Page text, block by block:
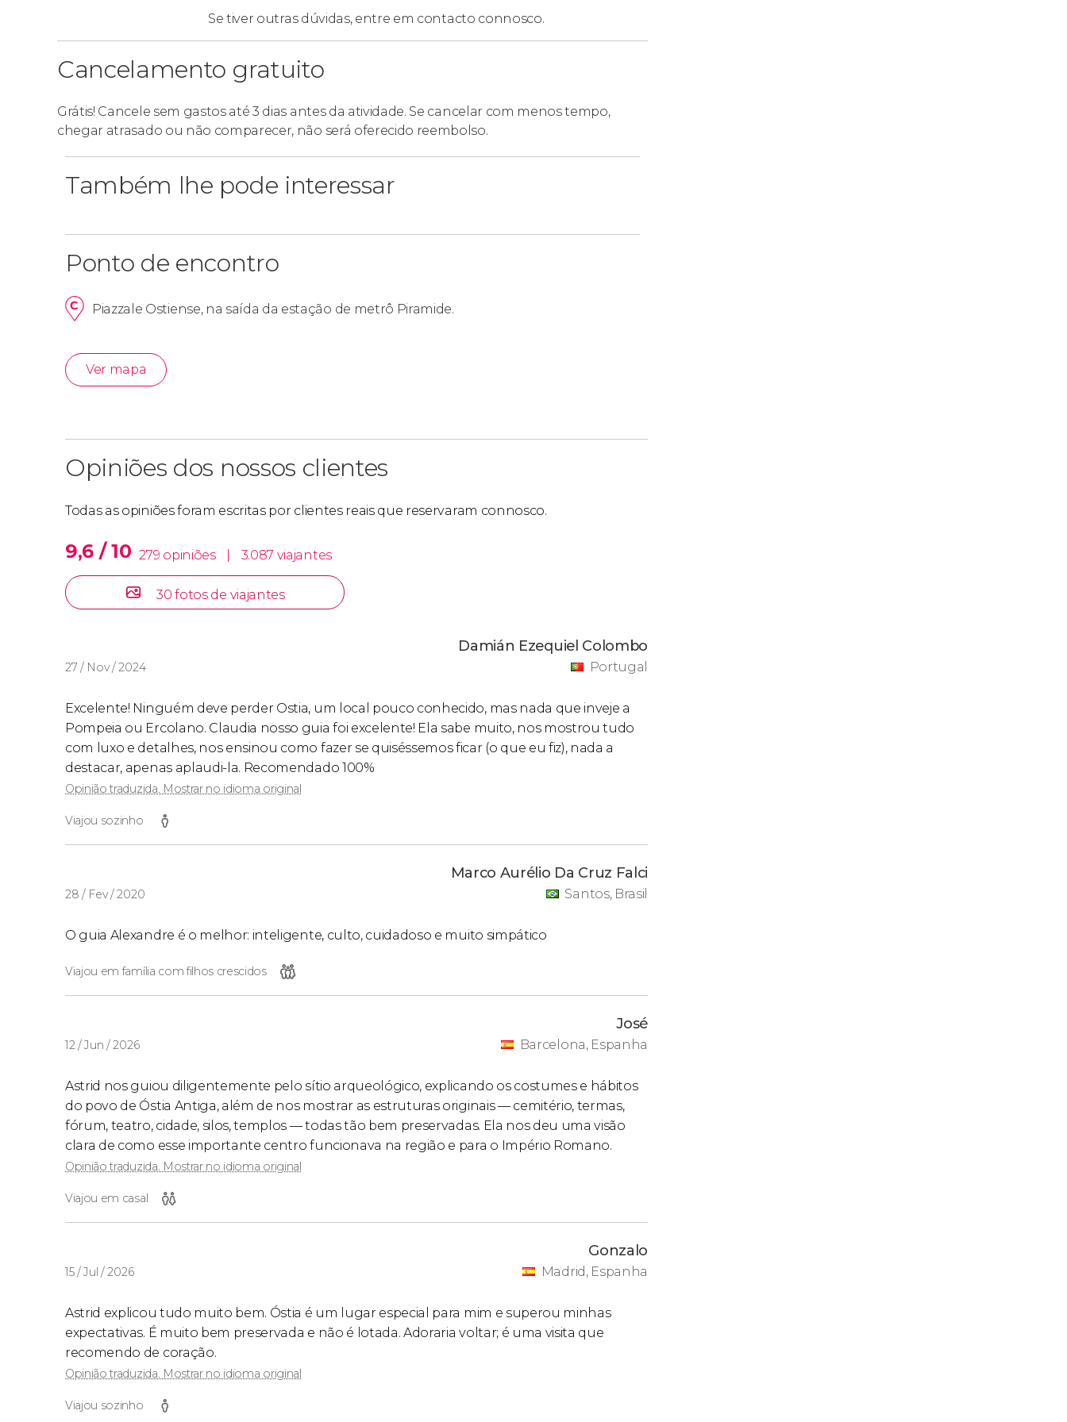
Se tiver outras dúvidas, entre em contacto connosco.
Cancelamento gratuito
Grátis! Cancele sem gastos até 3 dias antes da atividade. Se cancelar com menos tempo,
chegar atrasado ou não comparecer, não será oferecido reembolso.
Também lhe pode interessar
Ponto de encontro
Piazzale Ostiense, na saída da estação de metrô Piramide.
Ver mapa
Opiniões dos nossos clientes
Todas as opiniões foram escritas por clientes reais que reservaram connosco.
9,6 / 10 279 opiniões 3.087 viajantes
30 fotos de viajantes
27 / Nov / 2024
Damián Ezequiel Colombo
Portugal
Excelente! Ninguém deve perder Ostia, um local pouco conhecido, mas nada que inveje a
Pompeia ou Ercolano. Claudia nosso guia foi excelente! Ela sabe muito, nos mostrou tudo
com luxo e detalhes, nos ensinou como fazer se quiséssemos ficar (o que eu fiz), nada a
destacar, apenas aplaudi-la. Recomendado 100%
Opinião traduzida. Mostrar no idioma original
Viajou sozinho
28 / Fev / 2020
Marco Aurélio Da Cruz Falci
Santos, Brasil
O guia Alexandre é o melhor: inteligente, culto, cuidadoso e muito simpático
Viajou em família com filhos crescidos
12 / Jun / 2026
José
Barcelona, Espanha
Astrid nos guiou diligentemente pelo sítio arqueológico, explicando os costumes e hábitos
do povo de Óstia Antiga, além de nos mostrar as estruturas originais — cemitério, termas,
fórum, teatro, cidade, silos, templos — todas tão bem preservadas. Ela nos deu uma visão
clara de como esse importante centro funcionava na região e para o Império Romano.
Opinião traduzida. Mostrar no idioma original
Viajou em casal
15 / Jul / 2026
Gonzalo
Madrid, Espanha
Astrid explicou tudo muito bem. Óstia é um lugar especial para mim e superou minhas
expectativas. É muito bem preservada e não é lotada. Adoraria voltar; é uma visita que
recomendo de coração.
Opinião traduzida. Mostrar no idioma original
Viajou sozinho